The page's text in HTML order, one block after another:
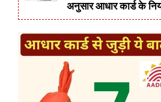
अनुसार आधार कार्ड के